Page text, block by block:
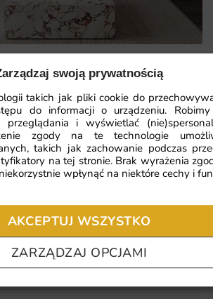
swoją prywatnością
takich jak pliki cookie do
do informacji o urządzeniu.
przeglądania i wyświetlać
zgody na te technologie
takich jak zachowanie podczas
na tej stronie. Brak wyrażenia
wpłynąć na niektóre cechy i
AKCEPTUJ WSZYSTKO
ZARZĄDZAJ OPCJAMI
położyć
fototapetę?